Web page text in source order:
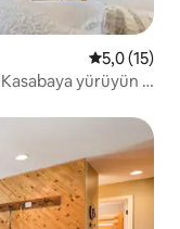
55,0 (15)
yürüyün |